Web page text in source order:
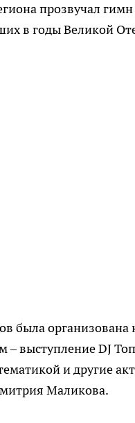
прозвучал
в годы Великой
была
– выступление DJ
и другие
Маликова.